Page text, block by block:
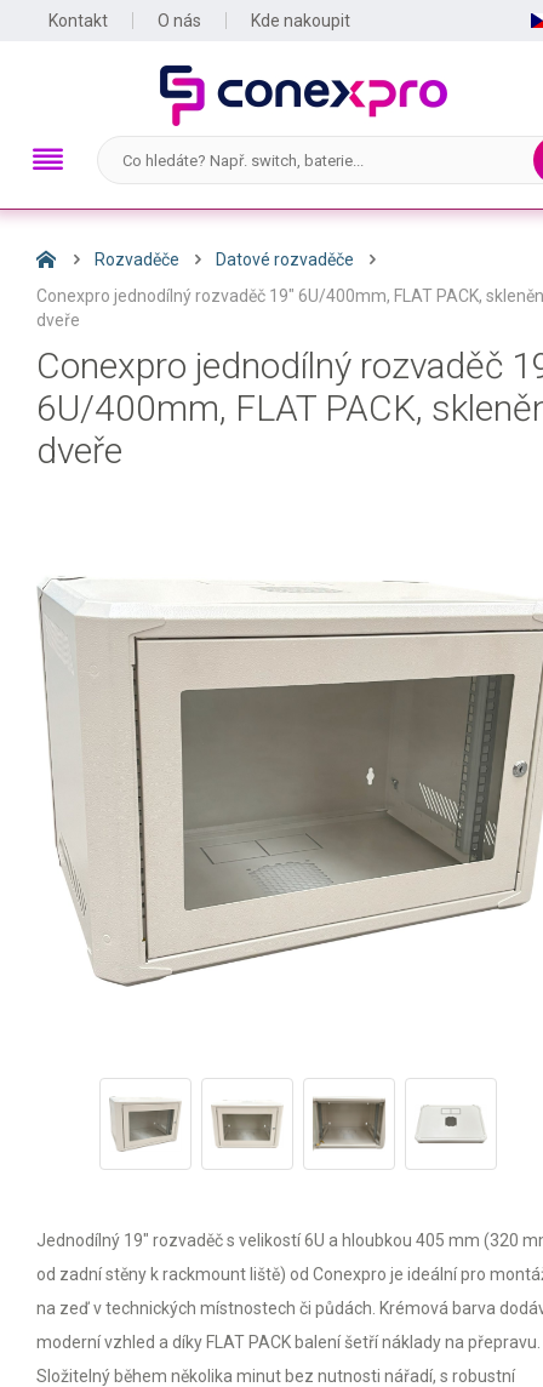
Kontakt O nás Kde nakoupit
Rozvaděče
Datové rozvaděče
Conexpro jednodílný rozvaděč 19" 6U/400mm, FLAT PACK,
dveře
Conexpro jednodílný rozvaděč
6U/400mm, FLAT PACK,
dveře
Jednodílný 19" rozvaděč s velikostí 6U a hloubkou 405 mm (320
od zadní stěny k rackmount liště) od Conexpro je ideální pro
na zeď v technických místnostech či půdách. Krémová barva
moderní vzhled a díky FLAT PACK balení šetří náklady na přepravu.
Složitelný během několika minut bez nutnosti nářadí, s robustní